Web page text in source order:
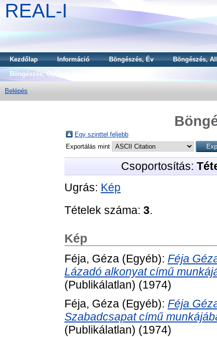
REAL-I
Kezdőlap Információ Böngészés, Év
Böngészés,
Böngészés, Gyűjtemény
Belépés
Egy szinttel feljebb
Exportálás mint
Csoportosítás:
Ugrás: Kép
Tételek száma: 3.
Kép
Féja, Géza (Egyéb): Féja
Lázadó alkonyat című
(Publikálatlan) (1974)
Féja, Géza (Egyéb): Féja
Szabadcsapat című
(Publikálatlan) (1974)